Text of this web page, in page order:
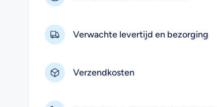
Verwachte levertijd en bezorging
Verzendkosten